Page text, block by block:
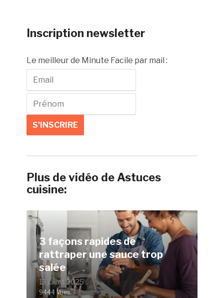
Inscription newsletter
Le meilleur de Minute Facile par mail :
Plus de vidéo de Astuces
cuisine:
3 façons rapides de
rattraper une sauce trop
salée
13 juillet 2025
9444 Vues